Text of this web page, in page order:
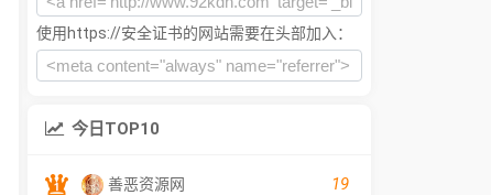
使用https://安全证书的网站需要在头部加入：
今日TOP10
善恶资源网 19